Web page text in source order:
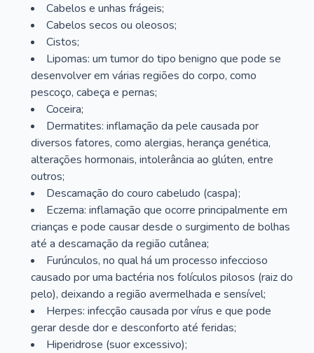
Cabelos e unhas frágeis;
Cabelos secos ou oleosos;
Cistos;
Lipomas: um tumor do tipo benigno que pode se
desenvolver em várias regiões do corpo, como
pescoço, cabeça e pernas;
Coceira;
Dermatites: inflamação da pele causada por
diversos fatores, como alergias, herança genética,
alterações hormonais, intolerância ao glúten, entre
outros;
Descamação do couro cabeludo (caspa);
Eczema: inflamação que ocorre principalmente em
crianças e pode causar desde o surgimento de bolhas
até a descamação da região cutânea;
Furúnculos, no qual há um processo infeccioso
causado por uma bactéria nos folículos pilosos (raiz do
pelo), deixando a região avermelhada e sensível;
Herpes: infecção causada por vírus e que pode
gerar desde dor e desconforto até feridas;
Hiperidrose (suor excessivo);